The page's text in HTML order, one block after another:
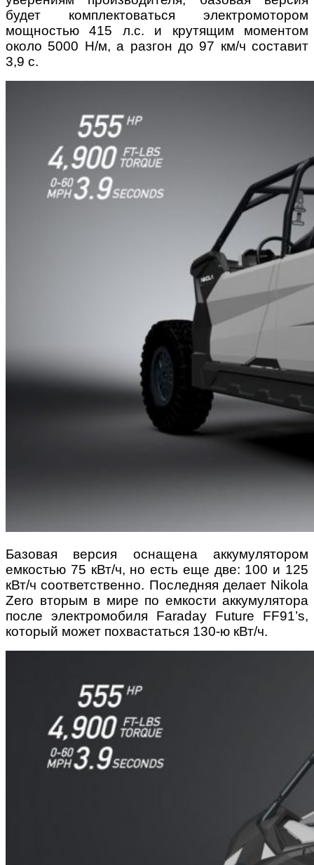
будет комплектоваться электромотором
мощностью 415 л.с. и крутящим моментом
около 5000 Н/м, а разгон до 97 км/ч составит
3,9 с.
Базовая версия оснащена аккумулятором
емкостью 75 кВт/ч, но есть еще две: 100 и 125
кВт/ч соответственно. Последняя делает Nikola
Zero вторым в мире по емкости аккумулятора
после электромобиля Faraday Future FF91’s,
который может похвастаться 130-ю кВт/ч.